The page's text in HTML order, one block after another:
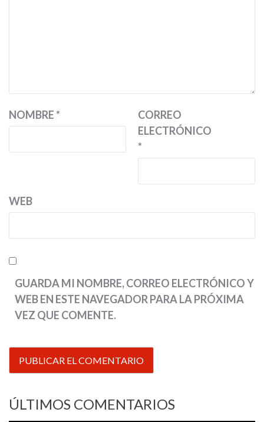
NOMBRE*
CORREO
ELECTRÓNICO
*
WEB
GUARDA MI NOMBRE, CORREO ELECTRÓNICO Y
WEB EN ESTE NAVEGADOR PARA LA PRÓXIMA
VEZ QUE COMENTE.
ÚLTIMOS COMENTARIOS